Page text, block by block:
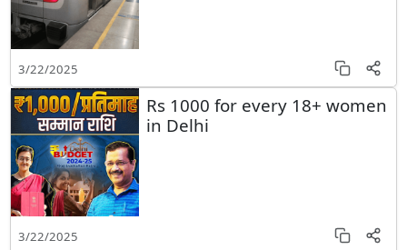
3/22/2025
Rs 1000 for every 18+ women
in Delhi
3/22/2025